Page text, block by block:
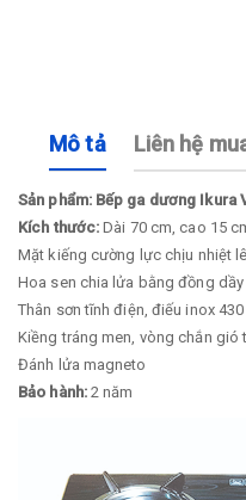
Mô tả Liên hệ
Sản phẩm: Bếp ga dương Ikura
Kích thước:Dài 70 cm, cao 15
Mặt kiếng cường lực chịu nhiệt
Hoa sen chia lửa bằng đồng dầy
Thân sơn tĩnh điện, điếu inox
Kiềng tráng men, vòng chắn gió
Đánh lửa magneto
Bảo hành:2 năm​